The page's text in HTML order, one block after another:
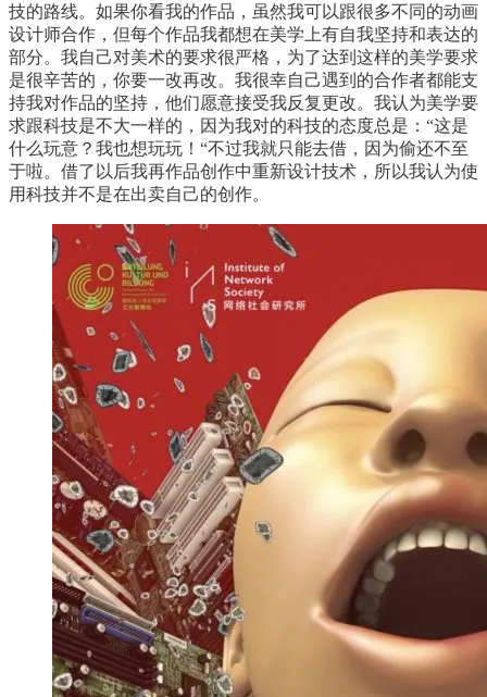
技的路线。如果你看我的作品，虽然我可以跟很多不同的动画
设计师合作，但每个作品我都想在美学上有自我坚持和表达的
部分。我自己对美术的要求很严格，为了达到这样的美学要求
是很辛苦的，你要一改再改。我很幸自己遇到的合作者都能支
持我对作品的坚持，他们愿意接受我反复更改。我认为美学要
求跟科技是不大一样的，因为我对的科技的态度总是：“这是
什么玩意？我也想玩玩！“不过我就只能去借，因为偷还不至
于啦。借了以后我再作品创作中重新设计技术，所以我认为使
用科技并不是在出卖自己的创作。